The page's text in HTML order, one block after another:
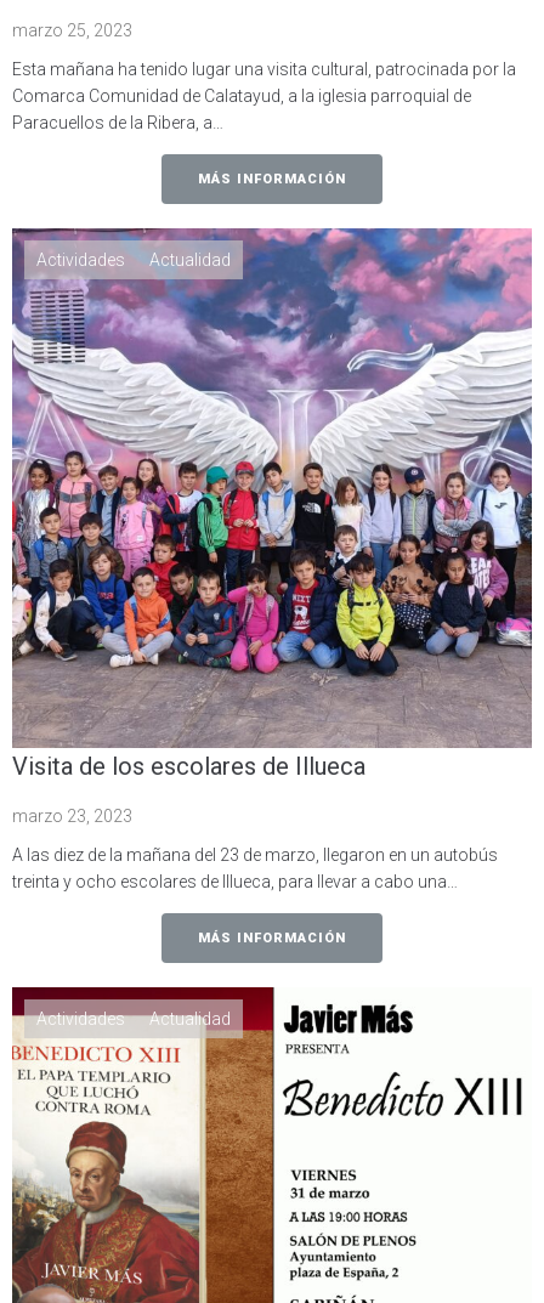
marzo 25, 2023
Esta mañana ha tenido lugar una visita cultural, patrocinada por la
Comarca Comunidad de Calatayud, a la iglesia parroquial de
Paracuellos de la Ribera, a…
MÁS INFORMACIÓN
Actividades Actualidad
Visita de los escolares de Illueca
marzo 23, 2023
A las diez de la mañana del 23 de marzo, llegaron en un autobús
treinta y ocho escolares de Illueca, para llevar a cabo una…
MÁS INFORMACIÓN
Actividades Actualidad